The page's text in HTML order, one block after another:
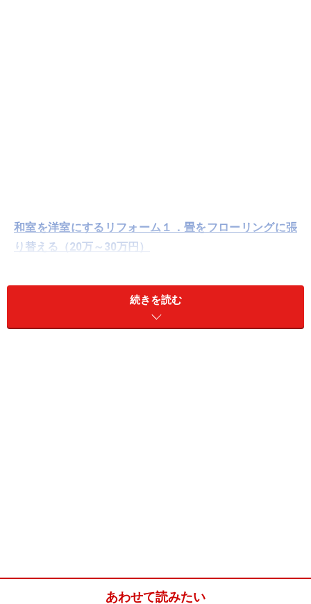
和室を洋室にするリフォーム１．畳をフローリングに張
り替える（20万～30万円）
げる（10万～20万円）
和室を洋室にするリフォーム３．ふすまを洋室建具に変
更する（8万～15万円）
続きを読む
あわせて読みたい